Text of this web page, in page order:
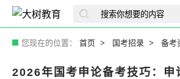
您现在的位置： 首页 国考招录 备考
2026年国考申论备考技巧：申